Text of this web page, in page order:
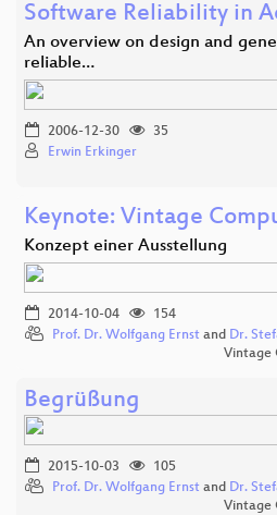
Software Reliability in
An overview on design and
reliable…
2006-12-30
35
Erwin Erkinger
Keynote: Vintage
Konzept einer Ausstellung
2014-10-04
154
Prof. Dr. Wolfgang Ernst and Dr.
Vintage
Begrüßung
2015-10-03
105
Prof. Dr. Wolfgang Ernst and Dr.
Vintage